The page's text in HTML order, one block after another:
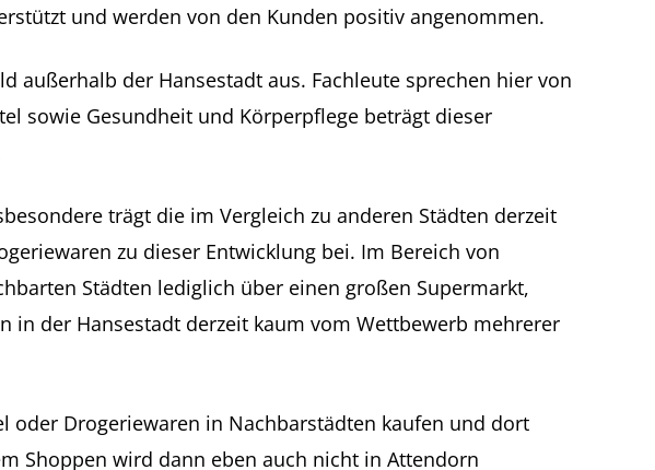
und werden von den Kunden positiv angenommen.
außerhalb der Hansestadt aus. Fachleute sprechen hier von
sowie Gesundheit und Körperpflege beträgt dieser
trägt die im Vergleich zu anderen Städten derzeit
zu dieser Entwicklung bei. Im Bereich von
Städten lediglich über einen großen Supermarkt,
in der Hansestadt derzeit kaum vom Wettbewerb mehrerer
oder Drogeriewaren in Nachbarstädten kaufen und dort
Shoppen wird dann eben auch nicht in Attendorn